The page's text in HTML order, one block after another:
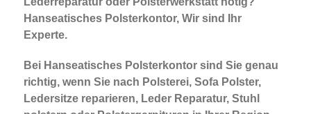
Hanseatisches Polsterkontor, Wir sind Ihr
Experte.
Bei Hanseatisches Polsterkontor sind Sie genau
richtig, wenn Sie nach Polsterei, Sofa Polster,
Ledersitze reparieren, Leder Reparatur, Stuhl